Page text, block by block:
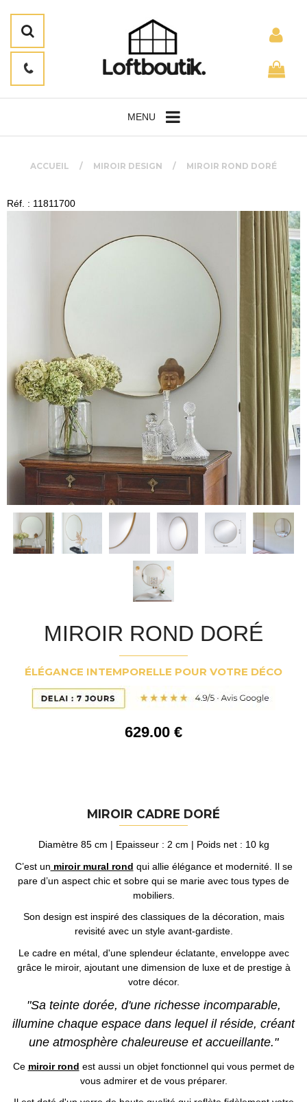
MENU
ACCUEIL MIROIR DESIGN MIROIR ROND DORÉ
Réf. : 11811700
MIROIR ROND DORÉ
ÉLÉGANCE INTEMPORELLE POUR VOTRE DÉCO
629.00 €
MIROIR CADRE DORÉ
Diamètre 85 cm | Epaisseur : 2 cm | Poids net : 10 kg
C’est un miroir mural rond qui allie élégance et modernité. Il se
pare d’un aspect chic et sobre qui se marie avec tous types de
mobiliers.
Son design est inspiré des classiques de la décoration, mais
revisité avec un style avant-gardiste.
Le cadre en métal, d'une splendeur éclatante, enveloppe avec
grâce le miroir, ajoutant une dimension de luxe et de prestige à
votre décor.
"Sa teinte dorée, d'une richesse incomparable,
illumine chaque espace dans lequel il réside, créant
une atmosphère chaleureuse et accueillante."
Ce miroir rond est aussi un objet fonctionnel qui vous permet de
vous admirer et de vous préparer.